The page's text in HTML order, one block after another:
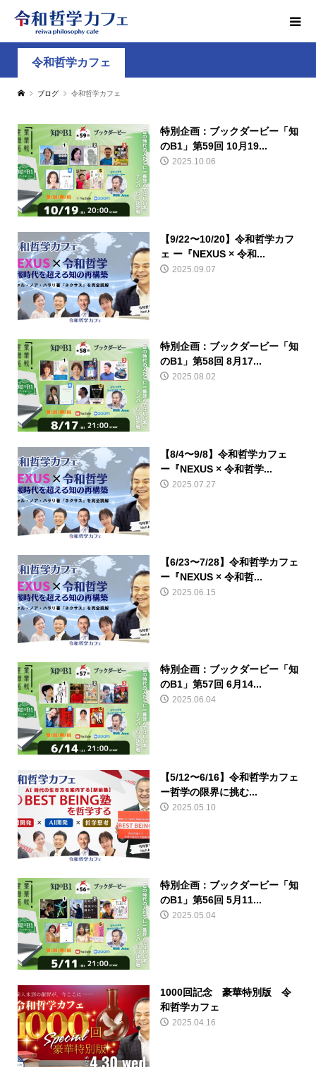
令和哲学カフェ
ブログ 令和哲学カフェ
特別企画：ブックダービー「知
のB1」第59回 10月19...
2025.10.06
【9/22〜10/20】令和哲学カフ
ェ ー『NEXUS × 令和...
2025.09.07
特別企画：ブックダービー「知
のB1」第58回 8月17...
2025.08.02
【8/4〜9/8】令和哲学カフェ
ー『NEXUS × 令和哲学...
2025.07.27
【6/23〜7/28】令和哲学カフェ
ー『NEXUS × 令和哲...
2025.06.15
特別企画：ブックダービー「知
のB1」第57回 6月14...
2025.06.04
【5/12〜6/16】令和哲学カフェ
ー哲学の限界に挑む...
2025.05.10
特別企画：ブックダービー「知
のB1」第56回 5月11...
2025.05.04
1000回記念 豪華特別版 令
和哲学カフェ
2025.04.16